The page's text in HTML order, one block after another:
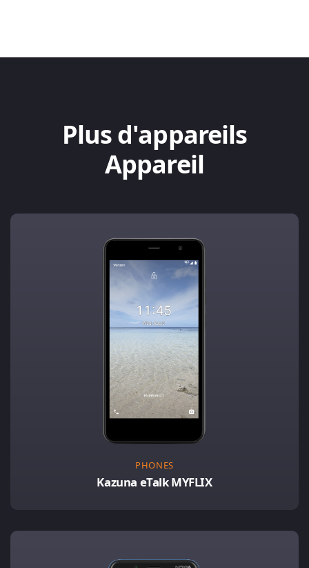
Plus d'appareils
Appareil
PHONES
Kazuna eTalk MYFLIX